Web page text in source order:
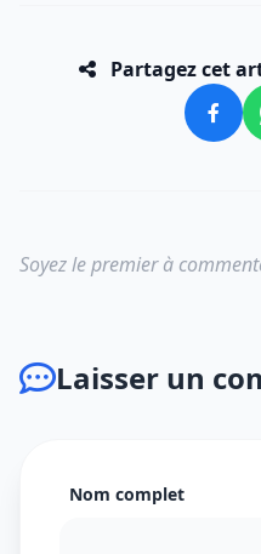
Partagez cet
Soyez le premier à
Laisser un
Nom complet